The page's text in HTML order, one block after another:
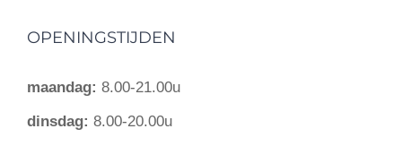
OPENINGSTIJDEN
maandag: 8.00-21.00u
dinsdag: 8.00-20.00u